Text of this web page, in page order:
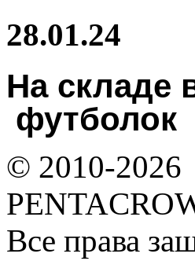
28.01.24
На
футболок
© 2010-2026
Все права